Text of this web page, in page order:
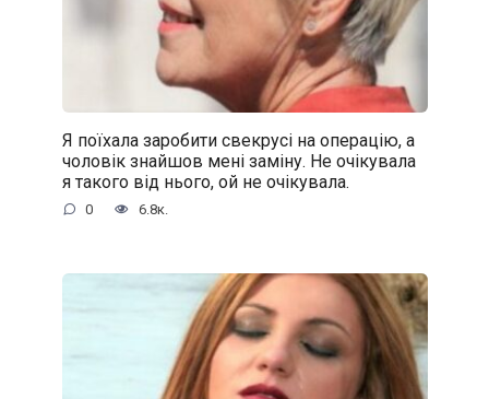
Я поїхала заробити свекрусі на операцію, а
чоловік знайшов мені заміну. Не очікувала
я такого від нього, ой не очікувала.
0 6.8к.